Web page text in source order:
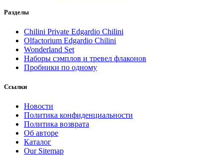
Разделы
Chilini Private Edgardio Chilini
Olfactorium Edgardio Chilini
Wonderland Set
Наборы сэмплов и тревел флаконов
Пробники по одному
Ссылки
Новости
Политика конфиденциальности
Политика возврата
Об авторе
Каталог
Our Sitemap